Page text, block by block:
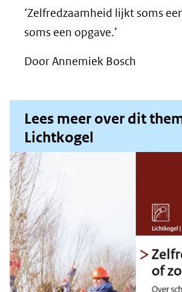
‘Zelfredzaamheid lijkt soms
soms een opgave.’
Door Annemiek Bosch
Lees meer over dit
Lichtkogel